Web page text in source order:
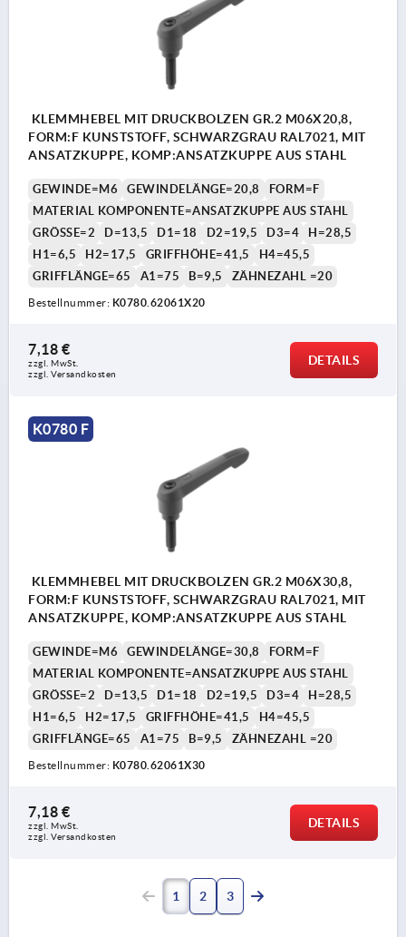
KLEMMHEBEL MIT DRUCKBOLZEN GR.2 M06X20,8,
FORM:F KUNSTSTOFF, SCHWARZGRAU RAL7021, MIT
ANSATZKUPPE, KOMP:ANSATZKUPPE AUS STAHL
GEWINDE=M6 GEWINDELÄNGE=20,8
FORM=F
MATERIAL KOMPONENTE=ANSATZKUPPE AUS STAHL
GRÖSSE=2
D=13,5 D1=18 D2=19,5 D3=4
H=28,5
H1=6,5
H2=17,5 GRIFFHÖHE=41,5
H4=45,5
GRIFFLÄNGE=65
A1=75 B=9,5 ZÄHNEZAHL =20
Bestellnummer: K0780.62061X20
7,18 €
zzgl. MwSt.
zzgl. Versandkosten
DETAILS
K0780 F
KLEMMHEBEL MIT DRUCKBOLZEN GR.2 M06X30,8,
FORM:F KUNSTSTOFF, SCHWARZGRAU RAL7021, MIT
ANSATZKUPPE, KOMP:ANSATZKUPPE AUS STAHL
GEWINDE=M6 GEWINDELÄNGE=30,8
FORM=F
MATERIAL KOMPONENTE=ANSATZKUPPE AUS STAHL
GRÖSSE=2
D=13,5 D1=18 D2=19,5 D3=4
H=28,5
H1=6,5
H2=17,5 GRIFFHÖHE=41,5
H4=45,5
GRIFFLÄNGE=65
A1=75 B=9,5 ZÄHNEZAHL =20
Bestellnummer: K0780.62061X30
7,18 €
zzgl. MwSt.
zzgl. Versandkosten
DETAILS
1 2 3